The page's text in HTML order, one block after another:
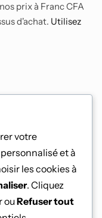
votre
et à
les cookies à
. Cliquez
ouRefuser tout
prix à Franc CFA
d'achat. Utilisez